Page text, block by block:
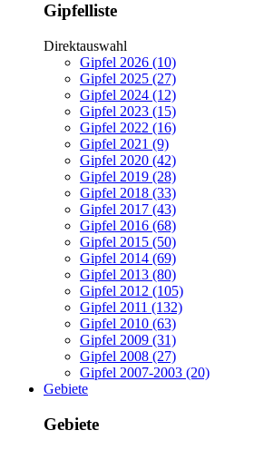
Gipfelliste
Direktauswahl
Gipfel 2026 (10)
Gipfel 2025 (27)
Gipfel 2024 (12)
Gipfel 2023 (15)
Gipfel 2022 (16)
Gipfel 2021 (9)
Gipfel 2020 (42)
Gipfel 2019 (28)
Gipfel 2018 (33)
Gipfel 2017 (43)
Gipfel 2016 (68)
Gipfel 2015 (50)
Gipfel 2014 (69)
Gipfel 2013 (80)
Gipfel 2012 (105)
Gipfel 2011 (132)
Gipfel 2010 (63)
Gipfel 2009 (31)
Gipfel 2008 (27)
Gipfel 2007-2003 (20)
Gebiete
Gebiete